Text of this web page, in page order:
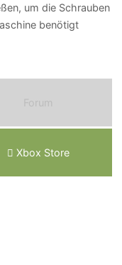
um die Schrauben
benötigt
Forum
Xbox Store